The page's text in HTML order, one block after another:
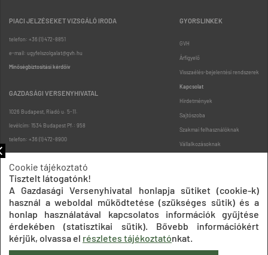
PIACI JELZÉSEKET VIZSGÁLÓ IRODA
telefon: +36 (1) 472-8851
e-mail: ugyfelszolgalat@gvh.hu
Minőségbiztosítási kérdőív
GAZDASÁGI VERSENYHIVATAL
1026 Budapest, Riadó u. 5-11.
levélcím: 1534 Budapest Pf.: 958
telefon: +36 (1) 472-8900
GYORSLINKEK
GVH
Árfigyelő
Visszaélés-bejelentési rendszerek
Kapcsolat
Hirdetmények
Sajtószoba
Szakmai felhasználóknak
Vállalkozásoknak
Oldaltérkép
Cookie tájékoztató
Tisztelt látogatónk!
A Gazdasági Versenyhivatal honlapja sütiket (cookie-k)
használ a weboldal működtetése (szükséges sütik) és a
honlap használatával kapcsolatos információk gyűjtése
érdekében (statisztikai sütik). Bővebb információkért
kérjük, olvassa el részletes tájékoztatónkat.